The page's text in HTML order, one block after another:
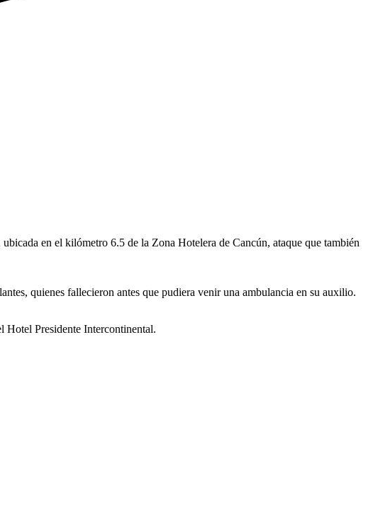
en el kilómetro 6.5 de la Zona Hotelera de Cancún, ataque que también
quienes fallecieron antes que pudiera venir una ambulancia en su auxilio.
Hotel Presidente Intercontinental.